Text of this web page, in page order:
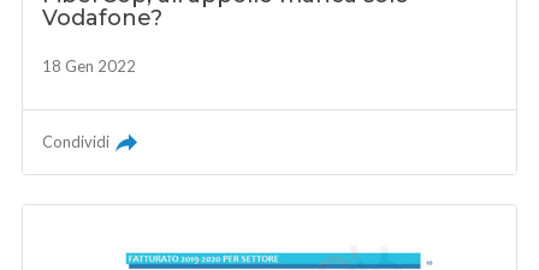
Vodafone?
18 Gen 2022
Condividi